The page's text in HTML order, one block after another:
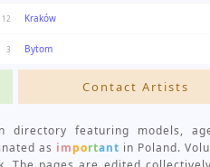
12 Kraków
3 Bytom
Contact Artists
directory featuring models,
as important in Poland.